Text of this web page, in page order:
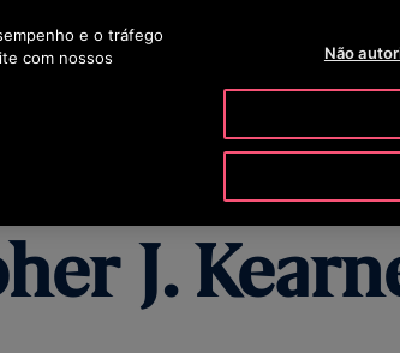
OTISLINE 0800 704 8783 BLOG
J.
e o tráfego
com nossos
Não